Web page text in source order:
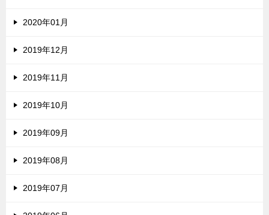
2020年01月
2019年12月
2019年11月
2019年10月
2019年09月
2019年08月
2019年07月